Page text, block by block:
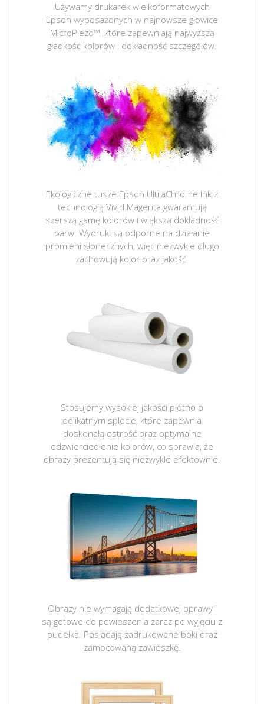
Używamy drukarek wielkoformatowych
Epson wyposażonych w najnowsze głowice
MicroPiezo™, które zapewniają najwyższą
gładkość kolorów i dokładność szczegółów.
Ekologiczne tusze Epson UltraChrome Ink z
technologią Vivid Magenta gwarantują
szerszą gamę kolorów i większą dokładność
barw. Wydruki są odporne na działanie
promieni słonecznych, więc niezwykle długo
zachowują kolor oraz jakość.
Stosujemy wysokiej jakości płótno o
delikatnym splocie, które zapewnia
doskonałą ostrość oraz optymalne
odzwierciedlenie kolorów, co sprawia, że
obrazy prezentują się niezwykle efektownie.
Obrazy nie wymagają dodatkowej oprawy i
są gotowe do powieszenia zaraz po wyjęciu z
pudełka. Posiadają zadrukowane boki oraz
zamocowaną zawieszkę.